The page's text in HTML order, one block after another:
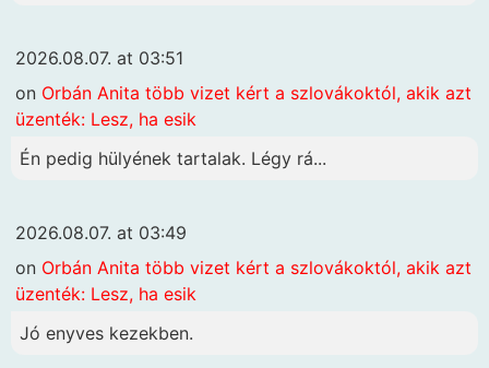
2026.08.07. at 03:51
on Orbán Anita több vizet kért a szlovákoktól, akik azt
üzenték: Lesz, ha esik
Én pedig hülyének tartalak. Légy rá...
2026.08.07. at 03:49
on Orbán Anita több vizet kért a szlovákoktól, akik azt
üzenték: Lesz, ha esik
Jó enyves kezekben.